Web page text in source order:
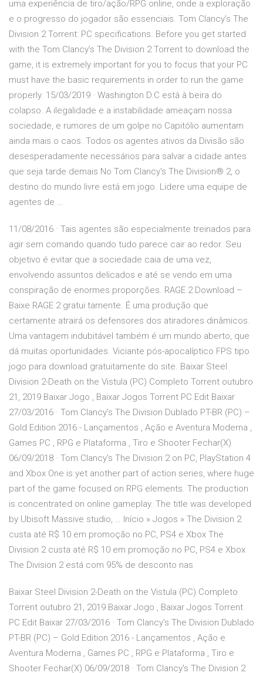
uma experiência de tiro/ação/RPG online, onde a exploração
e o progresso do jogador são essenciais. Tom Clancy’s The
Division 2 Torrent: PC specifications. Before you get started
with the Tom Clancy’s The Division 2 Torrent to download the
game, it is extremely important for you to focus that your PC
must have the basic requirements in order to run the game
properly. 15/03/2019 · Washington D.C está à beira do
colapso. A ilegalidade e a instabilidade ameaçam nossa
sociedade, e rumores de um golpe no Capitólio aumentam
ainda mais o caos. Todos os agentes ativos da Divisão são
desesperadamente necessários para salvar a cidade antes
que seja tarde demais No Tom Clancy's The Division® 2, o
destino do mundo livre está em jogo. Lidere uma equipe de
agentes de …
11/08/2016 · Tais agentes são especialmente treinados para
agir sem comando quando tudo parece cair ao redor. Seu
objetivo é evitar que a sociedade caia de uma vez,
envolvendo assuntos delicados e até se vendo em uma
conspiração de enormes proporções. RAGE 2 Download –
Baixe RAGE 2 gratui tamente. É uma produção que
certamente atrairá os defensores dos atiradores dinâmicos.
Uma vantagem indubitável também é um mundo aberto, que
dá muitas oportunidades. Viciante pós-apocalíptico FPS tipo
jogo para download gratuitamente do site. Baixar Steel
Division 2-Death on the Vistula (PC) Completo Torrent outubro
21, 2019 Baixar Jogo , Baixar Jogos Torrent PC Edit Baixar
27/03/2016 · Tom Clancy’s The Division Dublado PT-BR (PC) –
Gold Edition 2016 - Lançamentos , Ação e Aventura Moderna ,
Games PC , RPG e Plataforma , Tiro e Shooter Fechar(X)
06/09/2018 · Tom Clancy's The Division 2 on PC, PlayStation 4
and Xbox One is yet another part of action series, where huge
part of the game focused on RPG elements. The production
is concentrated on online gameplay. The title was developed
by Ubisoft Massive studio, … Início » Jogos » The Division 2
custa até R$ 10 em promoção no PC, PS4 e Xbox The
Division 2 custa até R$ 10 em promoção no PC, PS4 e Xbox
The Division 2 está com 95% de desconto nas
Baixar Steel Division 2-Death on the Vistula (PC) Completo
Torrent outubro 21, 2019 Baixar Jogo , Baixar Jogos Torrent
PC Edit Baixar 27/03/2016 · Tom Clancy’s The Division Dublado
PT-BR (PC) – Gold Edition 2016 - Lançamentos , Ação e
Aventura Moderna , Games PC , RPG e Plataforma , Tiro e
Shooter Fechar(X) 06/09/2018 · Tom Clancy's The Division 2